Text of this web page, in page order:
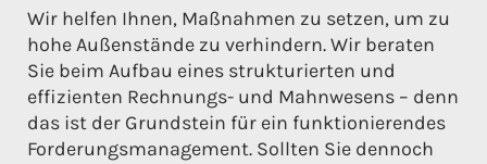
Wir helfen Ihnen, Maßnahmen zu setzen, um zu
hohe Außenstände zu verhindern. Wir beraten
Sie beim Aufbau eines strukturierten und
effizienten Rechnungs- und Mahnwesens – denn
das ist der Grundstein für ein funktionierendes
Forderungsmanagement. Sollten Sie dennoch